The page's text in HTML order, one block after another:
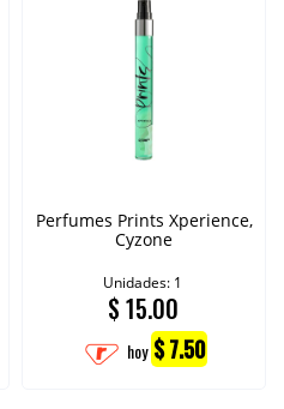
Perfumes Prints Xperience,
Cyzone
Unidades: 1
$ 15.00
hoy $ 7.50